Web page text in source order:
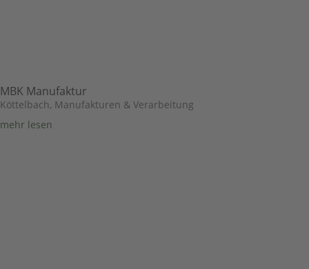
MBK Manufaktur
Köttelbach, Manufakturen & Verarbeitung
mehr lesen